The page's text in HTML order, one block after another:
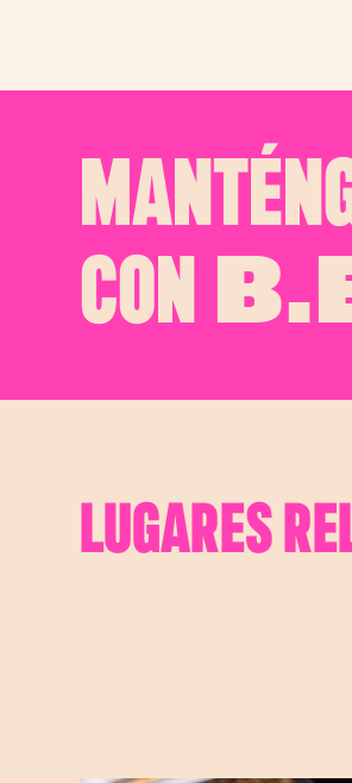
CON
LUGARES